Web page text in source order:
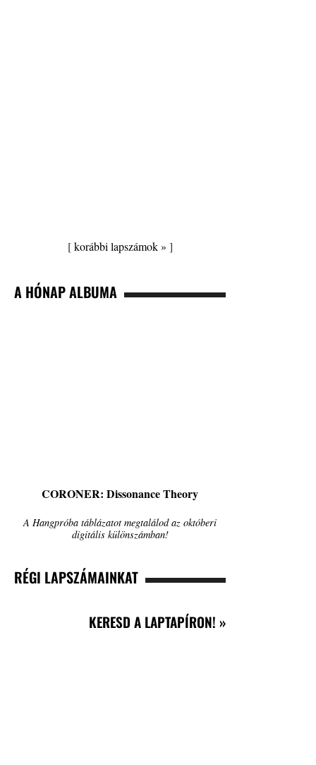
[korábbi lapszámok » ]
A HÓNAP ALBUMA
CORONER: Dissonance Theory
A Hangpróba táblázatot megtalálod az októberi
digitális különszámban!
RÉGI LAPSZÁMAINKAT
KERESD A LAPTAPÍRON! »